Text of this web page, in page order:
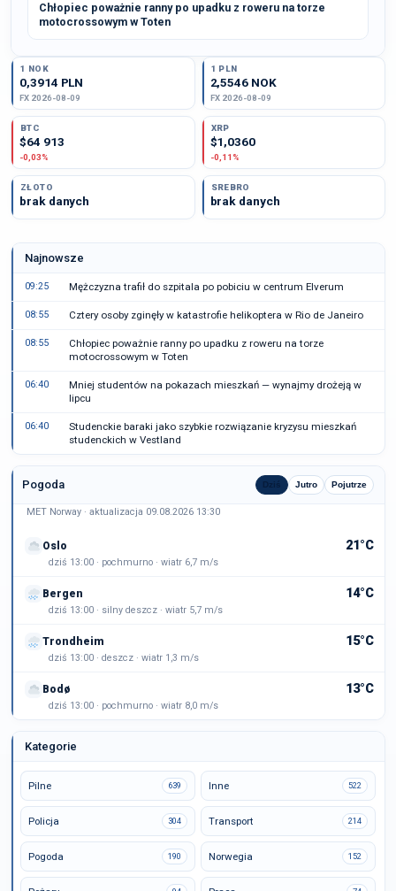
Chłopiec poważnie ranny po upadku z roweru na torze
motocrossowym w Toten
1 NOK
0,3914 PLN
FX 2026-08-09
1 PLN
2,5546 NOK
FX 2026-08-09
BTC
$64 913
-0,03%
XRP
$1,0360
-0,11%
ZŁOTO
brak danych
SREBRO
brak danych
Najnowsze
09:25 Mężczyzna trafił do szpitala po pobiciu w centrum Elverum
08:55 Cztery osoby zginęły w katastrofie helikoptera w Rio de Janeiro
08:55
Chłopiec poważnie ranny po upadku z roweru na torze
motocrossowym w Toten
06:40
Mniej studentów na pokazach mieszkań — wynajmy drożeją w
lipcu
06:40
Studenckie baraki jako szybkie rozwiązanie kryzysu mieszkań
studenckich w Vestland
Pogoda Dziś Jutro Pojutrze
MET Norway · aktualizacja 09.08.2026 13:30
Oslo 21°C
dziś 13:00 · pochmurno · wiatr 6,7 m/s
Bergen 14°C
dziś 13:00 · silny deszcz · wiatr 5,7 m/s
Trondheim 15°C
dziś 13:00 · deszcz · wiatr 1,3 m/s
Bodø 13°C
dziś 13:00 · pochmurno · wiatr 8,0 m/s
Kategorie
Pilne 639 Inne 522
Policja 304 Transport 214
Pogoda 190 Norwegia 152